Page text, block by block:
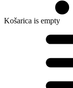
Košarica is empty